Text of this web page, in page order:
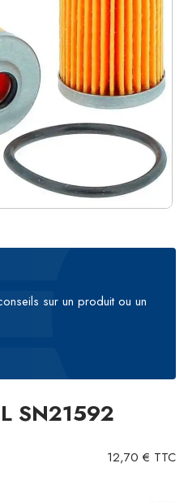
sur un produit ou un
SN21592
12,70 € TTC